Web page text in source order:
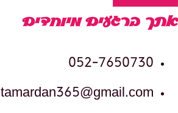
אתך ברגעים מיוחדים
052-7650730
tamardan365@gmail.com